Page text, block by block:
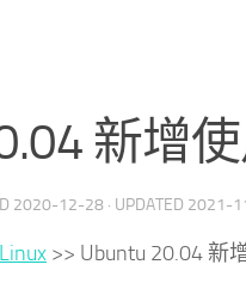
新增
2020-12-28 · UPDATED 2021-
Linux >> Ubuntu 20.04 新